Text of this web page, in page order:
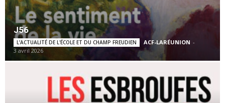
J56
L’ACTUALITÉ DE L'ÉCOLE ET DU CHAMP FREUDIEN ACF-LARÉUNION -
3 avril 2026